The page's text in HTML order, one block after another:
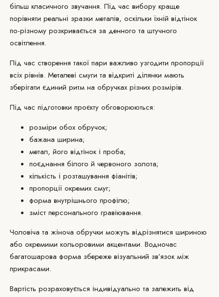
більш класичного звучання. Під час вибору краще
порівняти реальні зразки металів, оскільки їхній відтінок
по-різному розкривається за денного та штучного
освітлення.
Під час створення такої пари важливо узгодити пропорції
всіх рівнів. Металеві смуги та відкриті ділянки мають
зберігати єдиний ритм на обручках різних розмірів.
Під час підготовки проєкту обговорюються:
розміри обох обручок;
бажана ширина;
метал, його відтінок і проба;
поєднання білого й червоного золота;
кількість і розташування фіанітів;
пропорції окремих смуг;
форма внутрішнього профілю;
зміст персонального гравіювання.
Чоловіча та жіноча обручки можуть відрізнятися шириною
або окремими кольоровими акцентами. Водночас
багатошарова форма збереже візуальний зв’язок між
прикрасами.
Вартість розраховується індивідуально та залежить від